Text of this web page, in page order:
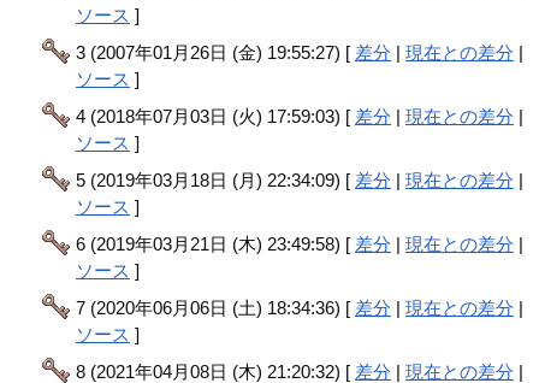
ソース ]
3 (2007年01月26日 (金) 19:55:27) [ 差分 |現在との差分 |
ソース ]
4 (2018年07月03日 (火) 17:59:03) [ 差分 |現在との差分 |
ソース ]
5 (2019年03月18日 (月) 22:34:09) [ 差分 |現在との差分 |
ソース ]
6 (2019年03月21日 (木) 23:49:58) [ 差分 |現在との差分 |
ソース ]
7 (2020年06月06日 (土) 18:34:36) [ 差分 |現在との差分 |
ソース ]
8 (2021年04月08日 (木) 21:20:32) [ 差分 |現在との差分 |